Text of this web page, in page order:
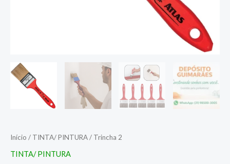
Início / TINTA/ PINTURA/ Trincha 2
TINTA/ PINTURA